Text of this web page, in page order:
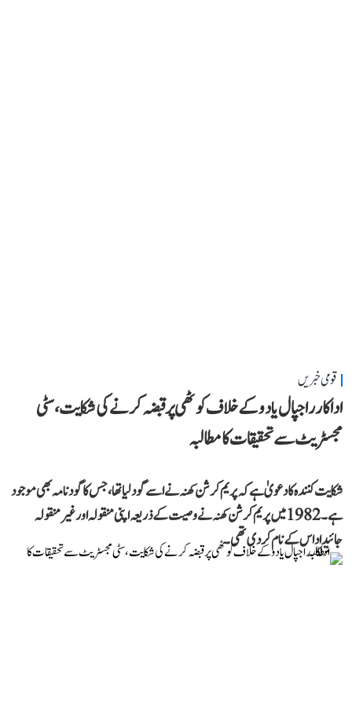
قومی خبریں
اداکار راجپال یادو کے خلاف کوٹھی پر قبضہ کرنے کی شکایت، سٹی
مجسٹریٹ سے تحقیقات کا مطالبہ
شکایت کنندہ کا دعویٰ ہے کہ پریم کرشن کھنہ نے اسے گود لیا تھا، جس کا گود نامہ بھی موجود
ہے۔ 1982 میں پریم کرشن کھنہ نے وصیت کے ذریعہ اپنی منقولہ اور غیر منقولہ
جائیداد اس کے نام کر دی تھی۔